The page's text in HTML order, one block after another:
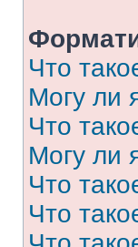
Что
Могу ли
Что
Могу ли
Что
Что